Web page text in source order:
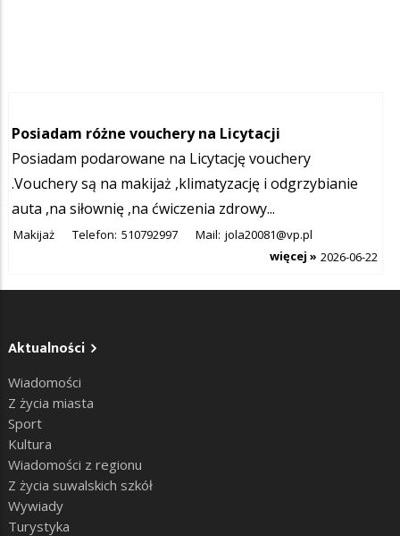
Posiadam różne vouchery na Licytacji
Posiadam podarowane na Licytację vouchery
.Vouchery są na makijaż ,klimatyzację i odgrzybianie
auta ,na siłownię ,na ćwiczenia zdrowy...
Makijaż Telefon: 510792997 Mail: jola20081@vp.pl
2026-06-22
więcej »
Aktualności
Wiadomości
Z życia miasta
Sport
Kultura
Wiadomości z regionu
Z życia suwalskich szkół
Wywiady
Turystyka